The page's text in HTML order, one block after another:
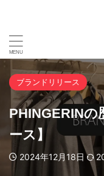
ブランドリリース
PHINGERINの
ース】
2024年12月18日